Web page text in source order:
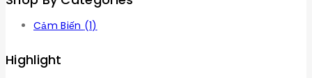
Cảm Biến (1)
Highlight